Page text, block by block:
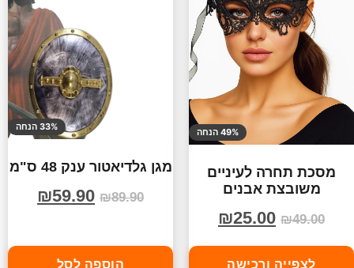
49% הנחה
מסכת תחרה לעיניים
משובצת אבנים
₪49.00
₪25.00
לצפייה ורכישה
33% הנחה
מגן גלדיאטור ענק 48 ס"מ
₪89.90
₪59.90
הוספה לסל